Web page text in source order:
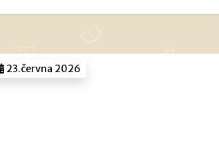
23.června 2026